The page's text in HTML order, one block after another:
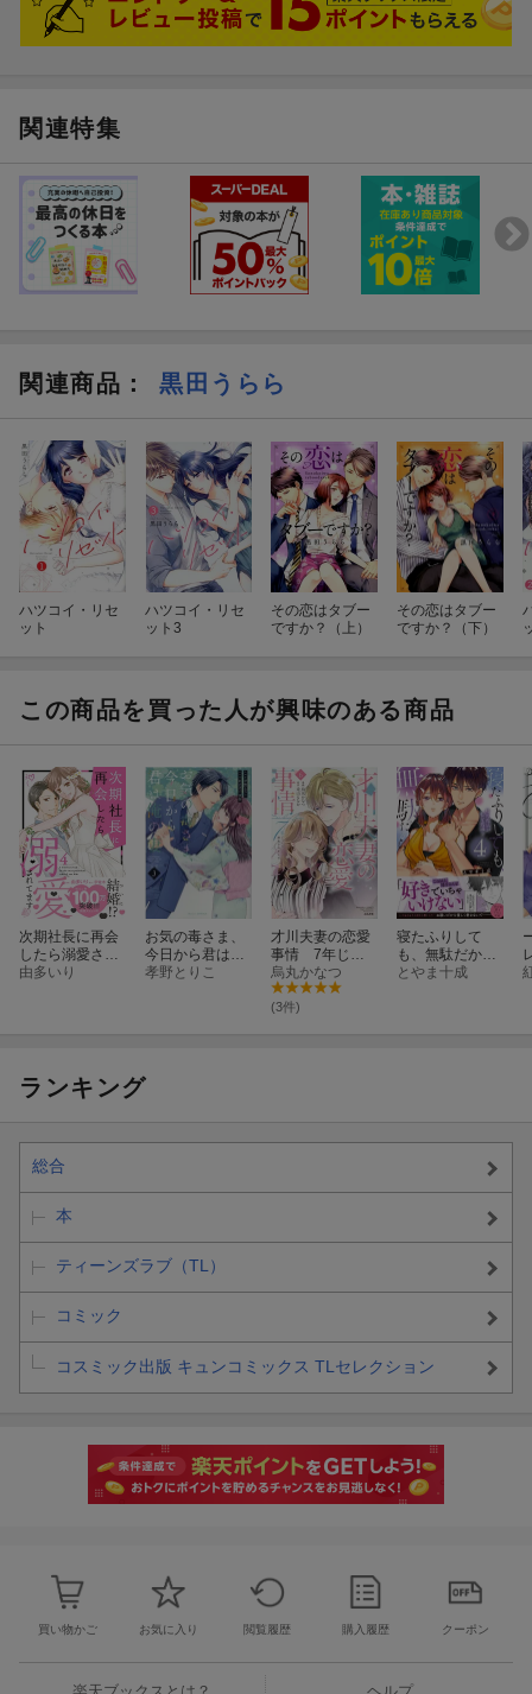
関連特集
関連商品 ： 黒田うらら
ハツコイ・リセ
ット
ハツコイ・リセ
ット3
その恋はタブー
ですか？（上）
その恋はタブー
ですか？（下）
この商品を買った人が興味のある商品
次期社長に再会
したら溺愛され
てます 4
由多いり
お気の毒さま、
今日から君は俺
の妻 3
孝野とりこ
才川夫妻の恋愛
事情 7年じっ
くり調教されま
した（6）
烏丸かなつ
(3件)
寝たふりして
も、無駄だか
ら〜姉の彼氏が
とやま十成
ランキング
総合
本
ティーンズラブ（TL）
コミック
コスミック出版 キュンコミックス TLセレクション
買い物かご お気に入り 閲覧履歴 購入履歴 クーポン